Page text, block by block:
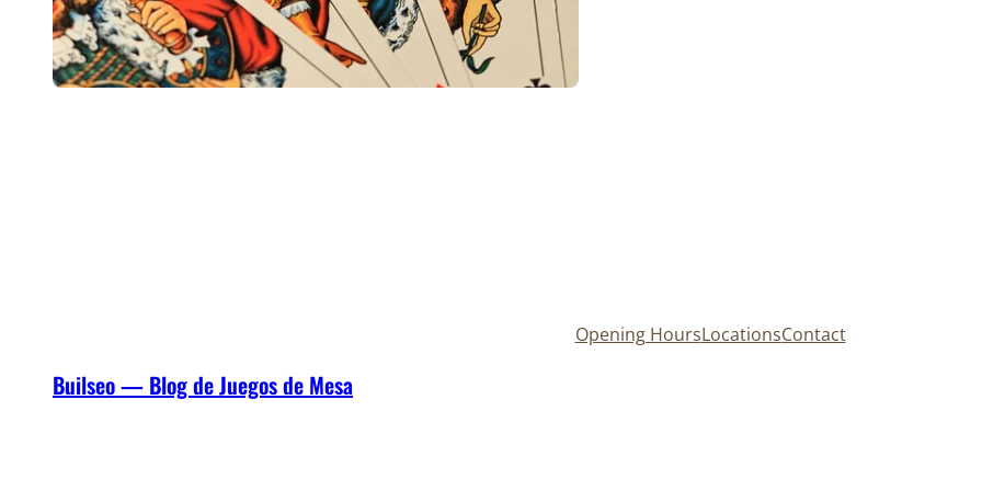
Builseo — Blog de Juegos de Mesa
Opening HoursLocationsContact